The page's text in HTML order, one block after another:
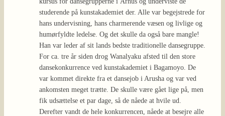
studerende på kunstakademiet der. Alle var begejstrede for
hans undervisning, hans charmerende væsen og livlige og
humørfyldte ledelse. Og det skulle da også bare mangle!
Han var leder af sit lands bedste traditionelle dansegruppe.
For ca. tre år siden drog Wanalyaku afsted til den store
dansekonkurrence ved kunstakademiet i Bagamoyo. De
var kommet direkte fra et dansejob i Arusha og var ved
ankomsten meget trætte. De skulle være gået lige på, men
fik udsættelse et par dage, så de nåede at hvile ud.
Derefter vandt de hele konkurrencen, nåede at besejre alle